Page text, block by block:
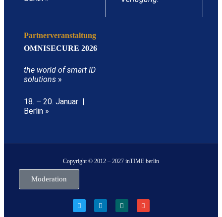
Partnerveranstaltung
OMNISECURE 2026
the world of smart ID
solutions »
18. – 20. Januar |
Berlin »
Copyright © 2012 – 2027 inTIME berlin
Moderation